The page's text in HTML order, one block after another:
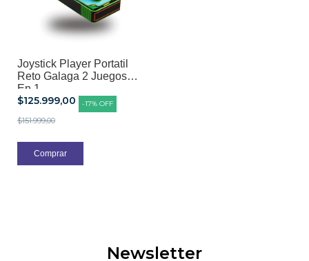
Joystick Player Portatil
Reto Galaga 2 Juegos
En 1
$125.999,00 -17% OFF
$151.999,00
Newsletter